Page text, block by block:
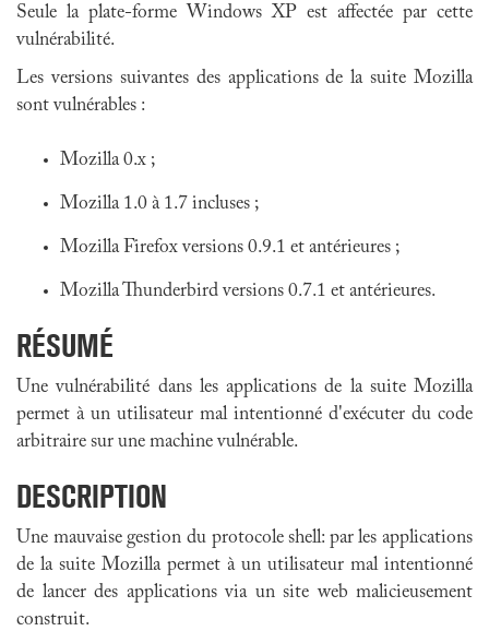
Seule la plate-forme Windows XP est affectée par cette
vulnérabilité.
Les versions suivantes des applications de la suite Mozilla
sont vulnérables :
Mozilla 0.x ;
Mozilla 1.0 à 1.7 incluses ;
Mozilla Firefox versions 0.9.1 et antérieures ;
Mozilla Thunderbird versions 0.7.1 et antérieures.
RÉSUMÉ
Une vulnérabilité dans les applications de la suite Mozilla
permet à un utilisateur mal intentionné d'exécuter du code
arbitraire sur une machine vulnérable.
DESCRIPTION
Une mauvaise gestion du protocole shell: par les applications
de la suite Mozilla permet à un utilisateur mal intentionné
de lancer des applications via un site web malicieusement
construit.